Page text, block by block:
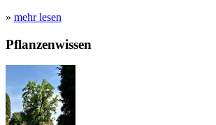
» mehr lesen
Pflanzenwissen